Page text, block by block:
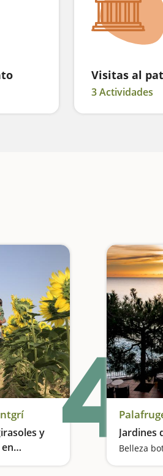
Visitas al
3 Actividades
y
Los otros encantos naturales de la Costa Brava 4Jardines
Belleza